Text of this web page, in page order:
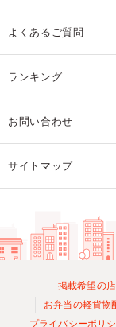
よくあるご質問
ランキング
お問い合わせ
サイトマップ
掲載希望の
お弁当の軽貨物
プライバシーポリ